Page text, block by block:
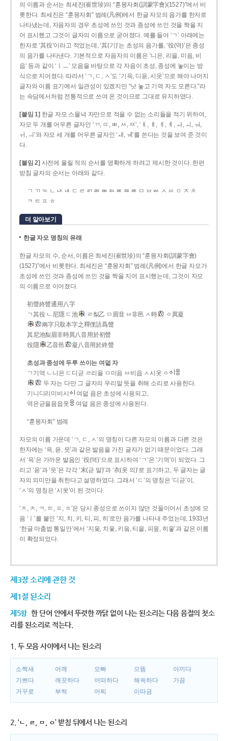
의 이름과 순서는 최세진(崔世珍)의 “훈몽자회(訓蒙字會)(1527)”에서 비
롯한다. 최세진은 “훈몽자회” 범례(凡例)에서 한글 자모의 음가를 한자로
나타냈는데, 자음자의 경우 초성에 쓰인 것과 종성에 쓰인 것을 짝을 지
어 표시했고 그것이 글자의 이름으로 굳어졌다. 예를 들어 ‘ㄱ’ 아래에는
한자로 ‘其役’이라고 적었는데, ‘其(기)’는 초성의 음가를, ‘役(역)’은 종성
의 음가를 나타낸다. 기본적으로 자음자의 이름은 ‘니은, 리을, 미음, 비
읍’ 등과 같이 ‘ㅣㅡ’ 모음을 바탕으로 각 자음이 초성, 종성에 놓이는 방
식으로 지어졌다. 따라서 ‘ㄱ, ㄷ, ㅅ’도 ‘기윽, 디읃, 시읏’으로 해야 나머지
글자와 이름 표기에서 일관성이 있겠지만 “낫 놓고 기역 자도 모른다.”라
는 속담에서처럼 전통적으로 쓰여 온 것이므로 그대로 유지하였다.
[붙임 1] 한글 자모 스물넉 자만으로 적을 수 없는 소리들을 적기 위하여,
자모 두 개를 어우른 글자인 ‘ㄲ, ㄸ, ㅃ, ㅆ, ㅉ’, ‘ㅐ, ㅒ, ㅔ, ㅖ, ㅘ, ㅚ, ㅝ,
ㅟ, ㅢ’와 자모 세 개를 어우른 글자인 ‘ㅙ, ㅞ’를 쓴다는 것을 보여 준 것이
다.
[붙임 2] 사전에 올릴 적의 순서를 명확하게 하려고 제시한 것이다. 한편
받침 글자의 순서는 아래와 같다.
ㄱ ㄲ ㄳ ㄴ ㄵ ㄶ ㄷ ㄹ ㄺ ㄻ ㄼ ㄽ ㄾ ㄿ ㅀ ㅁ ㅂ ㅄ ㅅ ㅆ ㅇ ㅈ ㅊ
ㅋ ㅌ ㅍ ㅎ
더 알아보기
한글 자모 명칭의 유래
한글 자모의 수, 순서, 이름은 최세진(崔世珍)의 “훈몽자회(訓蒙字會)
(1527)”에서 비롯한다. 최세진은 “훈몽자회” 범례(凡例)에서 한글 자모가
초성에 쓰인 것과 종성에 쓰인 것을 짝을 지어 표시했는데, 그것이 자모
의 이름으로 이어졌다.
初聲終聲通用八字
ㄱ其役 ㄴ尼隱 ㄷ池
ㄹ梨乙 ㅁ眉音 ㅂ非邑 ㅅ時
ㆁ異凝
兩字只取本字之釋俚語爲聲
其尼池梨眉非時異八音用於初聲
役隱
乙音邑 凝八音用於終聲
초성과 종성에 두루 쓰이는 여덟 자
ㄱ기역 ㄴ니은 ㄷ디귿 ㄹ리을 ㅁ미음 ㅂ비읍 ㅅ시옷 ㆁ
두 자는 다만 그 글자의 우리말 뜻을 취해 소리로 사용한다.
기니디리미비시
여덟 음은 초성에 사용되고,
역은귿을음읍옷
여덟 음은 종성에 사용된다.
“훈몽자회” 범례
자모의 이름 가운데 ‘ㄱ, ㄷ, ㅅ’의 명칭이 다른 자모의 이름과 다른 것은
한자에는 ‘윽, 읃, 읏’과 같은 발음을 가진 글자가 없기 때문이었다. 그래
서 ‘윽’은 가까운 발음인 ‘役(역)’으로 표시하여 ‘ㄱ’은 ‘기역’이 되었다. 그
리고 ‘읃’과 ‘읏’은 각각 ‘末(귿 말)’과 ‘衣(옷 의)’로 표기하고, 두 글자는 글
자의 의미만을 취한다고 설명하였다. 그래서 ‘ㄷ’의 명칭은 ‘디귿’이,
‘ㅅ’의 명칭은 ‘시옷’이 된 것이다.
‘ㅈ, ㅊ, ㅋ, ㅌ, ㅍ, ㅎ’은 당시 종성으로 쓰이지 않던 것들이어서 초성에 모
음 ‘ㅣ’를 붙인 ‘지, 치, 키, 티, 피, 히’로만 음가를 나타내 주었는데, 1933년
‘한글 마춤법 통일안’에서 ‘지읒, 치읓, 키읔, 티읕, 피읖, 히읗’과 같은 이름
이 확정되었다.
제3장 소리에 관한 것
제1절 된소리
제5항 한 단어 안에서 뚜렷한 까닭 없이 나는 된소리는 다음 음절의 첫소
리를 된소리로 적는다.
1. 두 모음 사이에서 나는 된소리
소쩍새 어깨 오빠 으뜸
아끼다
기쁘다
깨끗하다 어떠하다 해쓱하다
가끔
거꾸로
부썩 어찌 이따금
2. ‘ㄴ, ㄹ, ㅁ, ㅇ’ 받침 뒤에서 나는 된소리